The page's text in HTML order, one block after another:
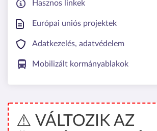
Hasznos linkek
Európai uniós projektek
Adatkezelés, adatvédelem
Mobilizált kormányablakok
⚠️ VÁLTOZIK AZ